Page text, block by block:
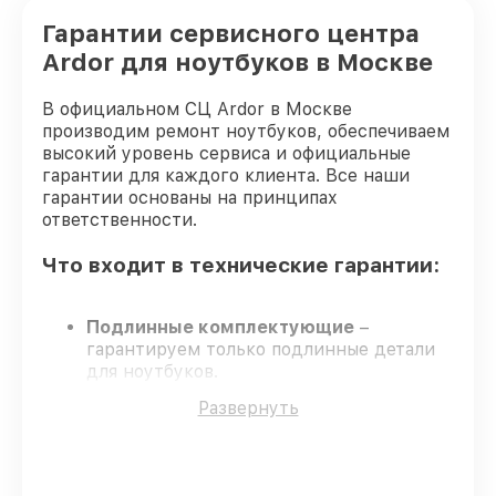
Гарантии сервисного центра
Ardor для ноутбуков в Москве
В официальном СЦ Ardor в Москве
производим ремонт ноутбуков, обеспечиваем
высокий уровень сервиса и официальные
гарантии для каждого клиента. Все наши
гарантии основаны на принципах
ответственности.
Что входит в технические гарантии:
Подлинные комплектующие –
гарантируем только подлинные детали
для ноутбуков.
обучение и сертификация подтверждают
Развернуть